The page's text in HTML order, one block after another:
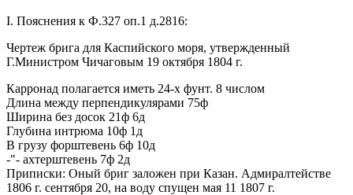
I. Пояснения к Ф.327 оп.1 д.2816:
Чертеж брига для Каспийского моря, утвержденный
Г.Министром Чичаговым 19 октября 1804 г.
Карронад полагается иметь 24-х фунт. 8 числом
Длина между перпендикулярами 75ф
Ширина без досок 21ф 6д
Глубина интрюма 10ф 1д
В грузу форштевень 6ф 10д
-"- ахтерштевень 7ф 2д
Приписки: Оный бриг заложен при Казан. Адмиралтействе
1806 г. сентября 20, на воду спущен мая 11 1807 г.